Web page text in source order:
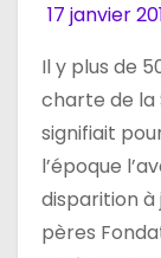
17 janvier
Il y plus de
charte de la
signifiait
l’époque
disparition à
pères